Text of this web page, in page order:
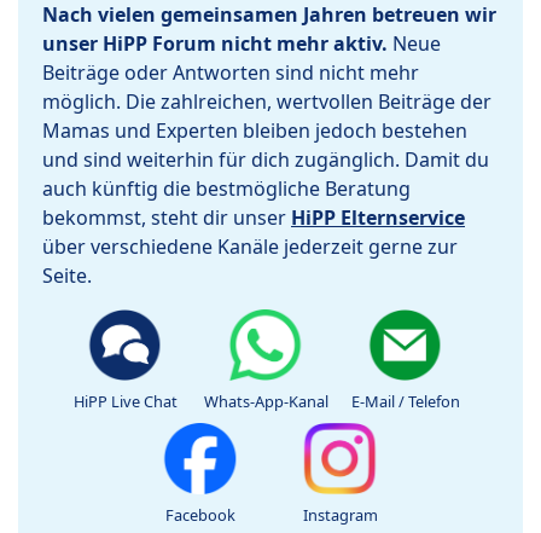
Nach vielen gemeinsamen Jahren betreuen wir
unser HiPP Forum nicht mehr aktiv. Neue
Beiträge oder Antworten sind nicht mehr
möglich. Die zahlreichen, wertvollen Beiträge der
Mamas und Experten bleiben jedoch bestehen
und sind weiterhin für dich zugänglich. Damit du
auch künftig die bestmögliche Beratung
bekommst, steht dir unser HiPP Elternservice
über verschiedene Kanäle jederzeit gerne zur
Seite.
HiPP Live Chat Whats-App-Kanal E-Mail / Telefon
Facebook Instagram